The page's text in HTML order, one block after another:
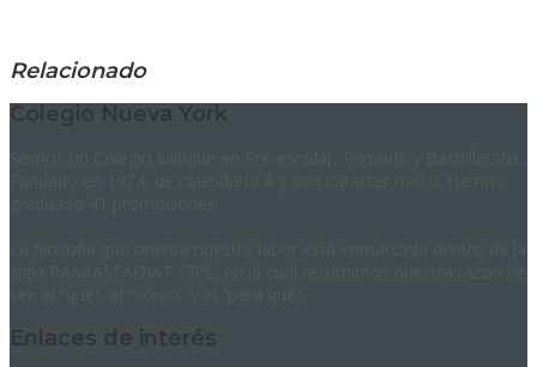
Relacionado
Colegio Nueva York
Enlaces de interés